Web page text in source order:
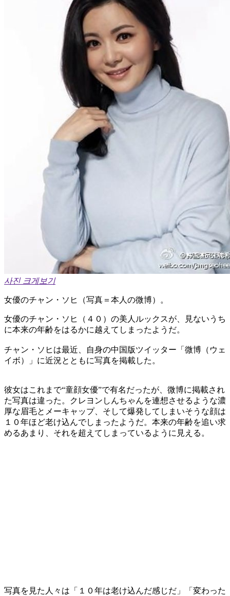
사진 크게보기
女優のチャン・ソヒ（写真＝本人の微博）。
女優のチャン・ソヒ（４０）の美人ルックスが、見ないうち
に本来の年齢をはるかに越えてしまったようだ。
チャン・ソヒは最近、自身の中国版ツイッター「微博（ウェ
イボ）」に近況とともに写真を掲載した。
彼女はこれまで“童顔女優”で有名だったが、微博に掲載され
た写真は違った。クレヨンしんちゃんを連想させるような濃
厚な眉毛とメーキャップ、そして爆発してしまいそうな顔は
１０年ほど老け込んでしまったようだ。本来の年齢を追い求
めるあまり、それを超えてしまっているように見える。
写真を見た人々は「１０年は老け込んだ感じだ」「変わった